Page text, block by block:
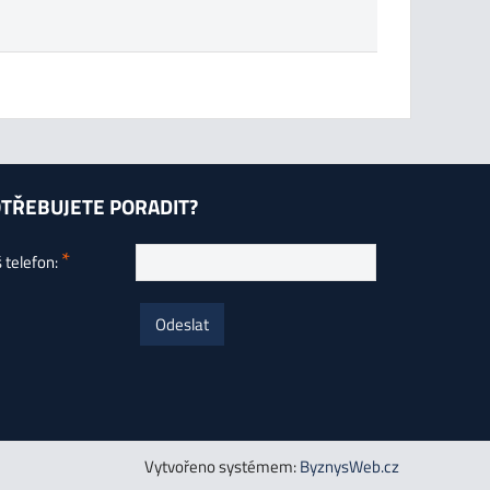
PORADIT?
telefon:*
Odeslat
Vytvořeno systémem:ByznysWeb.cz